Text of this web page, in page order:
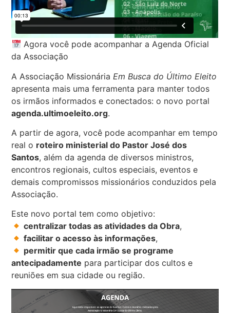
Agora você pode acompanhar a Agenda Oficial
da Associação
A Associação Missionária Em Busca do Último Eleito
apresenta mais uma ferramenta para manter todos
os irmãos informados e conectados: o novo portal
agenda.ultimoeleito.org.
A partir de agora, você pode acompanhar em tempo
real o roteiro ministerial do Pastor José dos
Santos, além da agenda de diversos ministros,
encontros regionais, cultos especiais, eventos e
demais compromissos missionários conduzidos pela
Associação.
Este novo portal tem como objetivo:
centralizar todas as atividades da Obra,
facilitar o acesso às informações,
permitir que cada irmão se programe
antecipadamente para participar dos cultos e
reuniões em sua cidade ou região.